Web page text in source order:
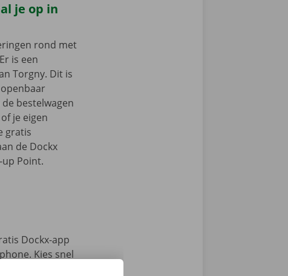
je op in
rond met
is een
Torgny. Dit is
bestelwagen
je eigen
gratis
de Dockx
up Point.
Dockx-app
Kies snel